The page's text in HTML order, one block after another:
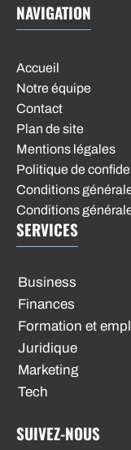
NAVIGATION
Accueil
Notre équipe
Contact
Plan de site
Mentions légales
Politique de
Conditions
Conditions
SERVICES
Business
Finances
Formation et
Juridique
Marketing
Tech
SUIVEZ-NOUS